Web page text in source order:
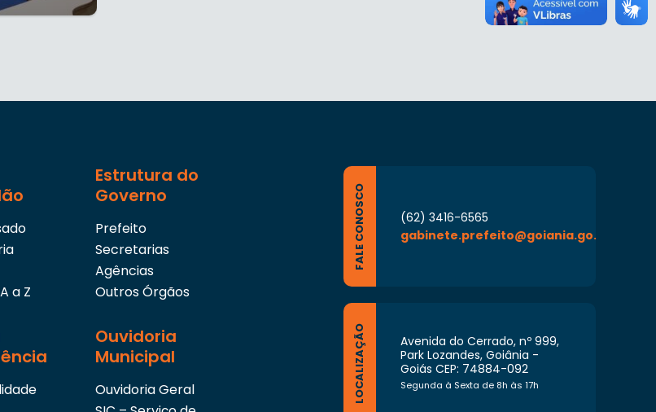
a Z
Estrutura do
Governo
Prefeito
Secretarias
Agências
Outros Órgãos
Ouvidoria
Municipal
Ouvidoria Geral
FALE CONOSCO
(62) 3416-6565
gabinete.prefeito@goiania.go.gov.br
LOCALIZAÇÃO
Avenida do Cerrado, nº 999,
Park Lozandes, Goiânia -
Goiás CEP: 74884-092
Segunda à Sexta de 8h às 17h